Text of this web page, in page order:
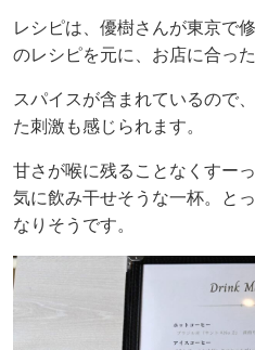
レシピは、優樹さんが東京で
のレシピを元に、お店に合っ
スパイスが含まれているので
た刺激も感じられます。
甘さが喉に残ることなくすー
気に飲み干せそうな一杯。と
なりそうです。